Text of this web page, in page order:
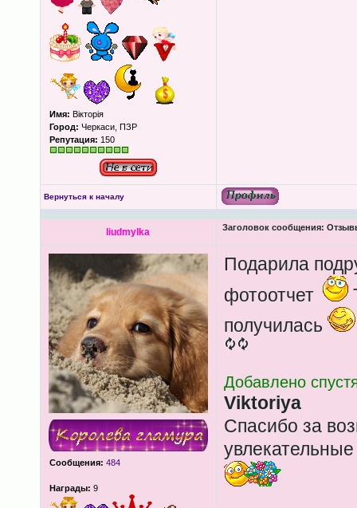
Имя: Вікторія
Город: Черкаси, ПЗР
Репутация: 150
Вернуться к началу
liudmylka Заголовок сообщения:
Сообщения: 484
Награды: 9
Подарила
фотоотчет
получилась
Добавлено
Viktoriya
Спасибо за